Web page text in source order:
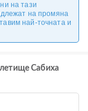
на тази
на промяна
най-точната и
Сабиха